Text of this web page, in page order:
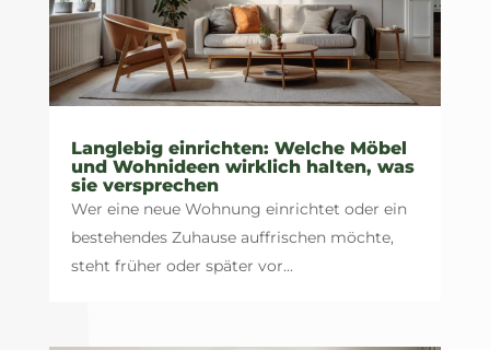
Langlebig einrichten: Welche Möbel
und Wohnideen wirklich halten, was
sie versprechen
Wer eine neue Wohnung einrichtet oder ein
bestehendes Zuhause auffrischen möchte,
steht früher oder später vor...